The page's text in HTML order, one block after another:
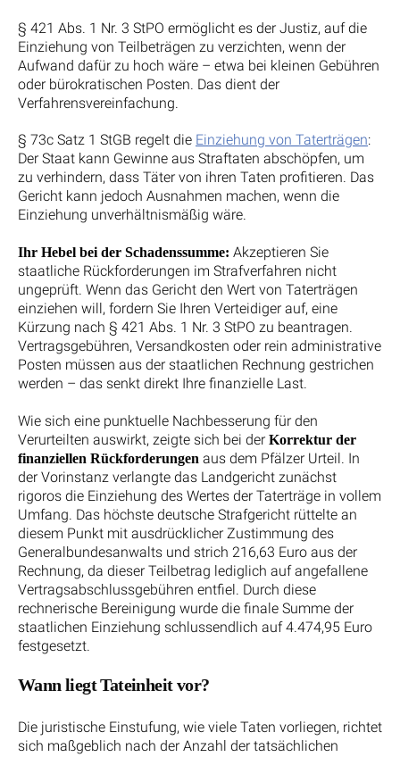
§ 421 Abs. 1 Nr. 3 StPO ermöglicht es der Justiz, auf die
Einziehung von Teilbeträgen zu verzichten, wenn der
Aufwand dafür zu hoch wäre – etwa bei kleinen Gebühren
oder bürokratischen Posten. Das dient der
Verfahrensvereinfachung.
§ 73c Satz 1 StGB regelt die Einziehung von Taterträgen:
Der Staat kann Gewinne aus Straftaten abschöpfen, um
zu verhindern, dass Täter von ihren Taten profitieren. Das
Gericht kann jedoch Ausnahmen machen, wenn die
Einziehung unverhältnismäßig wäre.
Ihr Hebel bei der Schadenssumme: Akzeptieren Sie
staatliche Rückforderungen im Strafverfahren nicht
ungeprüft. Wenn das Gericht den Wert von Taterträgen
einziehen will, fordern Sie Ihren Verteidiger auf, eine
Kürzung nach § 421 Abs. 1 Nr. 3 StPO zu beantragen.
Vertragsgebühren, Versandkosten oder rein administrative
Posten müssen aus der staatlichen Rechnung gestrichen
werden – das senkt direkt Ihre finanzielle Last.
Wie sich eine punktuelle Nachbesserung für den
Verurteilten auswirkt, zeigte sich bei der Korrektur der
finanziellen Rückforderungen aus dem Pfälzer Urteil. In
der Vorinstanz verlangte das Landgericht zunächst
rigoros die Einziehung des Wertes der Taterträge in vollem
Umfang. Das höchste deutsche Strafgericht rüttelte an
diesem Punkt mit ausdrücklicher Zustimmung des
Generalbundesanwalts und strich 216,63 Euro aus der
Rechnung, da dieser Teilbetrag lediglich auf angefallene
Vertragsabschlussgebühren entfiel. Durch diese
rechnerische Bereinigung wurde die finale Summe der
staatlichen Einziehung schlussendlich auf 4.474,95 Euro
festgesetzt.
Wann liegt Tateinheit vor?
Die juristische Einstufung, wie viele Taten vorliegen, richtet
sich maßgeblich nach der Anzahl der tatsächlichen